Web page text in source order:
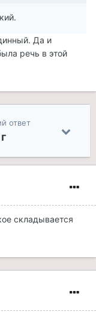
Да и
речь в этой
ответ
складывается